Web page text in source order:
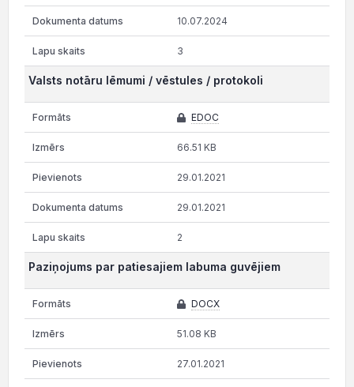
10.07.2024
3
Valsts notāru lēmumi / vēstules / protokoli
EDOC
66.51 KB
29.01.2021
29.01.2021
2
Paziņojums par patiesajiem labuma guvējiem
DOCX
51.08 KB
27.01.2021